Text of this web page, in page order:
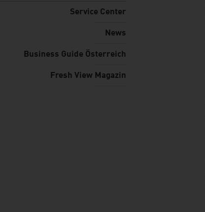
Service Center
News
Business Guide Österreich
Fresh View Magazin